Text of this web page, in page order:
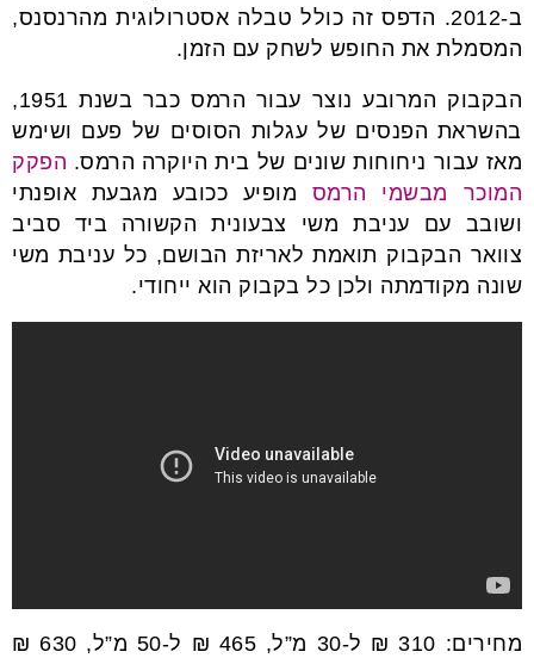
ב-2012. הדפס זה כולל טבלה אסטרולוגית מהרנסנס,
המסמלת את החופש לשחק עם הזמן.
הבקבוק המרובע נוצר עבור הרמס כבר בשנת 1951,
בהשראת הפנסים של עגלות הסוסים של פעם ושימש
מאז עבור ניחוחות שונים של בית היוקרה הרמס. הפקק
המוכר מבשמי הרמס מופיע ככובע מגבעת אופנתי
ושובב עם עניבת משי צבעונית הקשורה ביד סביב
צוואר הבקבוק תואמת לאריזת הבושם, כל עניבת משי
שונה מקודמתה ולכן כל בקבוק הוא ייחודי.
מחירים: 310 ₪ ל-30 מ”ל, 465 ₪ ל-50 מ”ל, 630 ₪